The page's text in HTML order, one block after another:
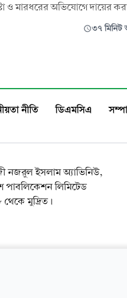
ও মারধরের অভিযোগে দায়ের
চিত্রনায়িকা পরীমনির সাক্ষ্যগ্রহণের
করা সম্ভব হয়নি। ঢাকার নবম
৩৭
নীতি ডিএমসিএ
নজরুল ইসলাম অ্যাভিনিউ,
পাবলিকেশন লিমিটেড
মুদ্রিত।